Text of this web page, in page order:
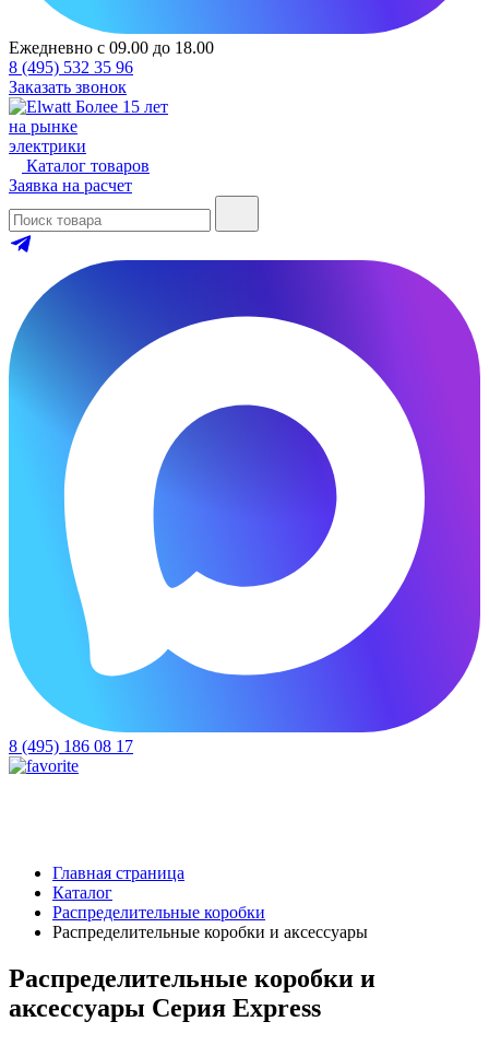
Ежедневно с 09.00 до 18.00
8 (495) 532 35 96
Заказать звонок
Более 15 лет
на рынке
электрики
Каталог товаров
Заявка на расчет
8 (495) 186 08 17
Главная страница
Каталог
Распределительные коробки
Распределительные коробки и аксессуары
Распределительные коробки и
аксессуары Серия Express